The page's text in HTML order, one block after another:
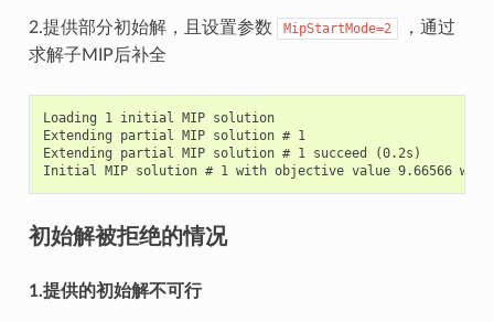
2.提供部分初始解，且设置参数 MipStartMode=2
，通过
求解子MIP后补全
Loading 1 initial MIP solution
Extending partial MIP solution # 1
Extending partial MIP solution # 1 succeed (0.2s)
初始解被拒绝的情况
1.提供的初始解不可行